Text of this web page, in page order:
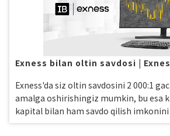
Exness bilan oltin savdosi |
Exness'da siz oltin savdosini 2 000:1
amalga oshirishingiz mumkin, bu esa
kapital bilan ham savdo qilish imkonini
tashqari, Exness'ning oltin hisoblari